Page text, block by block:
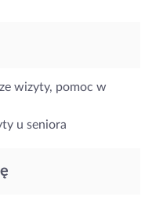
wizyty, pomoc w
u seniora